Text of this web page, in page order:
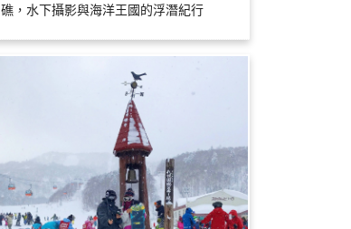
礁，水下攝影與海洋王國的浮潛紀行